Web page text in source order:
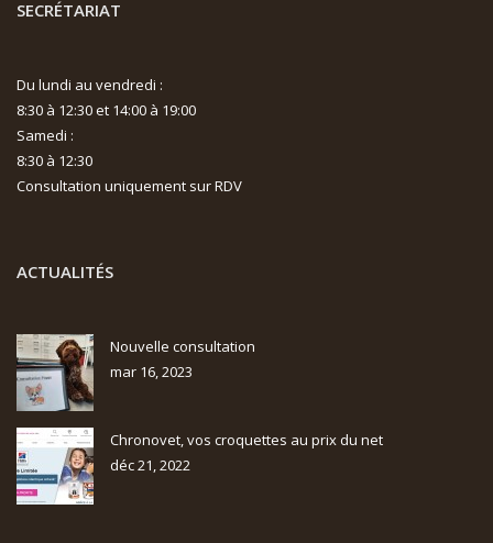
SECRÉTARIAT
Du lundi au vendredi :
8:30 à 12:30 et 14:00 à 19:00
Samedi :
8:30 à 12:30
Consultation uniquement sur RDV
ACTUALITÉS
Nouvelle consultation
mar 16, 2023
Chronovet, vos croquettes au prix du net
déc 21, 2022